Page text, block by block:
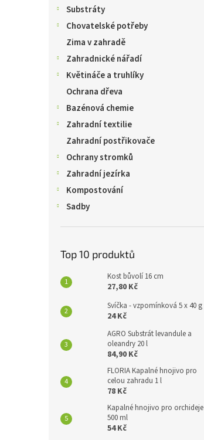
Substráty
Chovatelské potřeby
Zima v zahradě
Zahradnické nářadí
Květináče a truhlíky
Ochrana dřeva
Bazénová chemie
Zahradní textilie
Zahradní postřikovače
Ochrany stromků
Zahradní jezírka
Kompostování
Sadby
Top 10 produktů
Kost bůvolí 16 cm
27,80 Kč
Svíčka - vzpomínková 5 x 40 g
24 Kč
AGRO Substrát levandule a
oleandry 20 l
84,90 Kč
FLORIA Kapalné hnojivo pro
celou zahradu 1 l
78 Kč
Kapalné hnojivo pro orchideje
500 ml
54 Kč